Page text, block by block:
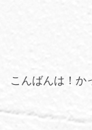
こんばんは！か